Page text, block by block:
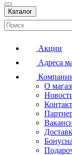
Каталог
Акции
Адреса
О